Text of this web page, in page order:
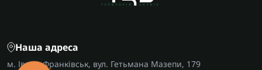
Наша адреса
м. Івано-Франківськ, вул. Гетьмана Мазепи, 179